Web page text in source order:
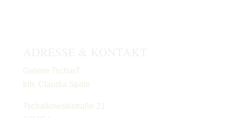
Galerie TscharT
Inh. Claudia Späte
Tschaikowskistraße 21